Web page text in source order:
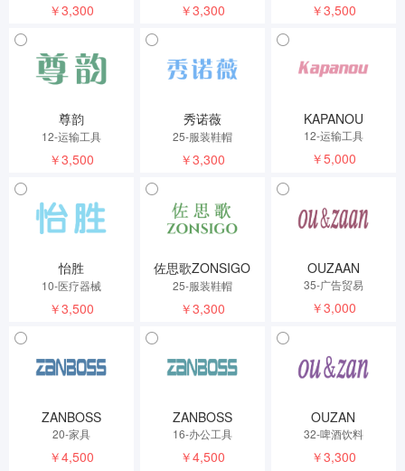
￥3,300 ￥3,300 ￥3,500
尊韵
12-运输工具
￥3,500
秀诺薇
25-服装鞋帽
￥3,300
KAPANOU
12-运输工具
￥5,000
怡胜
10-医疗器械
￥3,500
佐思歌ZONSIGO
25-服装鞋帽
￥3,300
OUZAAN
35-广告贸易
￥3,000
ZANBOSS
20-家具
￥4,500
ZANBOSS
16-办公工具
￥4,500
OUZAN
32-啤酒饮料
￥3,300